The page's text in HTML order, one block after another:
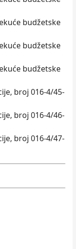
budžetske
budžetske
budžetske
broj 016-4/45-
broj 016-4/46-
broj 016-4/47-